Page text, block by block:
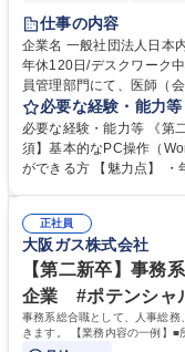
仕事の内容
企業名 一般社団法人日本内科学会 求人名 第二新卒歓迎
年休120日/デスクワーク中心で残業少なめ
員管理部門にて、医師（
テム入力、電話・FAX対
営事務局業務などにも幅広く携わ
入力業務】 ・医師（会員
・年会費の徴収管理や入
年休120日/デスクワーク中
必要な経験・能力等
必要な経験・能力等 《第
須】基本的なPC操作（
ができる方 【魅力点】 ・年休120日以上に加え、9時～17時の「実働7時
整、資料作成、当日の運営サポート 学歴・資格 学歴
力： 資格：
正社員
大阪ガス株式会社
【第二新卒】事務
企業 #ポテンシャ
事務系総合職として、人事総
きます。 【業務内容の一例】■
門の企画スタッフ、ルート営業